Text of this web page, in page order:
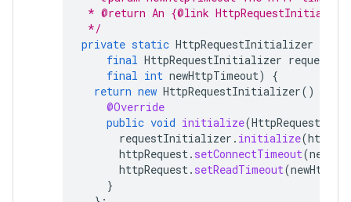
* @return An {@link
*/
private static HttpRequestInitializer
final HttpRequestInitializer
final int newHttpTimeout)
{
return new HttpRequestInitializer()
@Override
public void initialize(HttpRequest
requestInitializer . initialize(
httpRequest. setConnectTimeout(
httpRequest. setReadTimeout(
}